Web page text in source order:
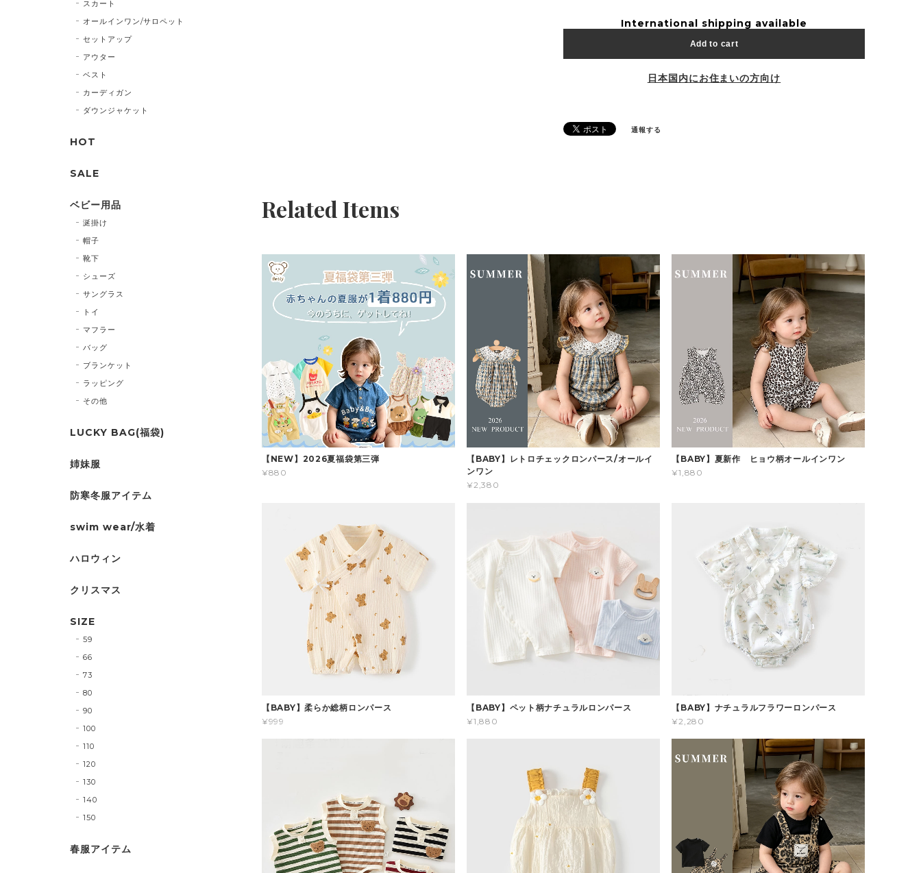
International shipping available
Add to cart
日本国内にお住まいの方向け
通報する
Related Items
【NEW】2026夏福袋第三弾
¥880
【BABY】レトロチェックロンパース/オールイ
ンワン
¥2,380
【BABY】夏新作 ヒョウ柄オールインワン
¥1,880
【BABY】柔らか総柄ロンパース
¥999
【BABY】ペット柄ナチュラルロンパース
¥1,880
【BABY】ナチュラルフラワーロンパース
¥2,280
スカート
オールインワン/サロペット
セットアップ
アウター
ベスト
カーディガン
ダウンジャケット
HOT
SALE
ベビー用品
涎掛け
帽子
靴下
シューズ
サングラス
トイ
マフラー
バッグ
ブランケット
ラッピング
その他
LUCKY BAG(福袋)
姉妹服
防寒冬服アイテム
swim wear/水着
ハロウィン
クリスマス
SIZE
59
66
73
80
90
100
110
120
130
140
150
春服アイテム